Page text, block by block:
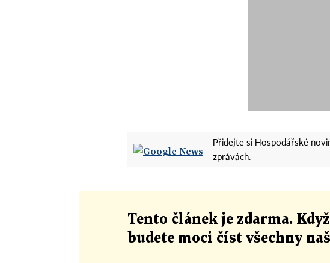
Přidejte si Hospodářské
zprávách.
Tento článek je zdarma.
budete moci číst všechny